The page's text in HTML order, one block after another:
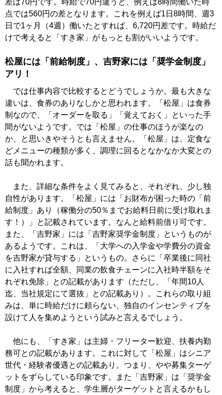
差は70円です。時給で70円違うと、例えば8時間働いた時
点では560円の差となります。これを例えば1日8時間、週3
日で1ヶ月（4週）働いたとすれば、6,720円差です。時給だ
けで考えると「すき家」がもっとも割がいいようです。
松屋には「前給制度」、吉野家には「奨学金制度」
アリ！
では仕事内容で比較するとどうでしょうか。最も大きな
違いは、食券のありなしかと思われます。「松屋」は食券
制なので、「オーダーを取る」「覚えておく」といった手
間がないようです。では「松屋」の仕事のほうが楽なの
か、と思いきやそうとも言えません。「松屋」は、定食な
どメニューの種類が多く、調理に回るとなかなか大変との
話も聞かれます。
また、詳細な条件をよく見てみると、それぞれ、少し独
自性があります。「松屋」には「お財布が困った時の「前
給制度」あり（稼働分の50％までお給料日前に受け取れま
す！）」と記載されています。なんと給料前借り可です。
また、「吉野家」には「吉野家奨学金制度」というものが
あるようです。これは、「大学への入学金や学費分の資金
を吉野家が貸与する」というもの。さらに「卒業後に同社
に入社すれば全額、同業の飲食チェーンに入社時半額をそ
れぞれ免除」との記載があります（ただし、「年間10人
迄、当社規定にて選抜」との記載あり）。これらの取り組
みは、単に時給だけに頼らない、独自のインセンティブを
設けて人を集めようという試みと言えるでしょう。
他にも、「すき家」は主婦・フリーター歓迎、扶養内勤
務可との記載があります。これに対して「松屋」はシニア
世代・経験者優遇との記載あり。つまり、やや募集ターゲ
ットをずらしている印象です。また「吉野家」は「奨学金
制度」から考えると、学生層がターゲットと言えるかもし